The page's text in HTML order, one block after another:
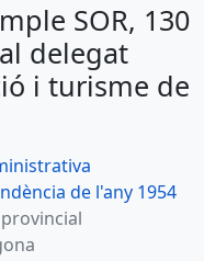
i turisme de Tarragona
Motorista del C.N.R. Ploms
al Ramon Viñes i Viñes
a Francisco Doménech
SOR, 130
delegat
i turisme de
de l'any 1954